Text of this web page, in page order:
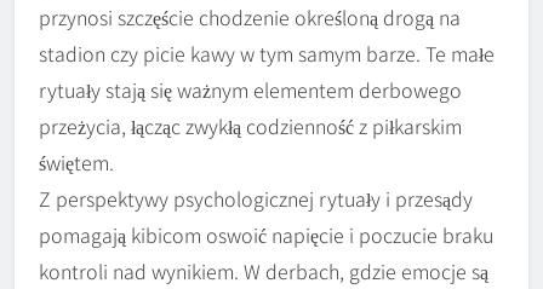
przynosi szczęście chodzenie określoną drogą na
stadion czy picie kawy w tym samym barze. Te małe
rytuały stają się ważnym elementem derbowego
przeżycia, łącząc zwykłą codzienność z piłkarskim
świętem.
Z perspektywy psychologicznej rytuały i przesądy
pomagają kibicom oswoić napięcie i poczucie braku
kontroli nad wynikiem. W derbach, gdzie emocje są